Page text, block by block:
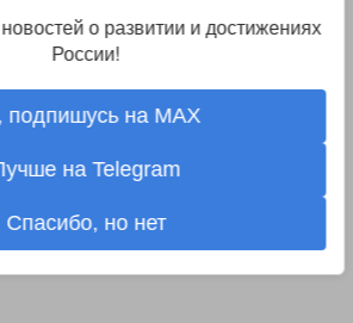
о развитии и достижениях
России!
подпишусь на MAX
на Telegram
Спасибо, но нет